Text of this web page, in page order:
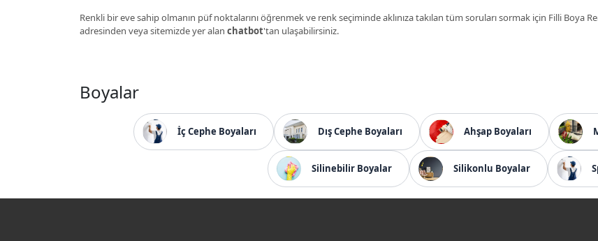
Renkli bir eve sahip olmanın püf noktalarını öğrenmek ve renk seçiminde aklınıza takılan tüm soruları sormak için Filli Boya
adresinden veya sitemizde yer alan chatbot'tan ulaşabilirsiniz.
Boyalar
İç Cephe Boyaları Dış Cephe Boyaları Ahşap Boyaları
Silinebilir Boyalar Silikonlu Boyalar